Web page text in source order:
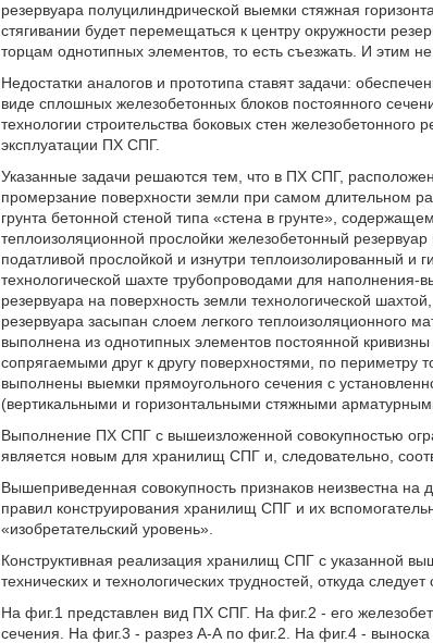
резервуара полуцилиндрической выемки стяжная
стягивании будет перемещаться к центру окружности
торцам однотипных элементов, то есть съезжать. И этим
Недостатки аналогов и прототипа ставят задачи:
виде сплошных железобетонных блоков постоянного
технологии строительства боковых стен
эксплуатации ПХ СПГ.
Указанные задачи решаются тем, что в ПХ СПГ,
промерзание поверхности земли при самом длительном
грунта бетонной стеной типа «стена в грунте»,
теплоизоляционной прослойки железобетонный
податливой прослойкой и изнутри теплоизолированный
технологической шахте трубопроводами для
резервуара на поверхность земли технологической
резервуара засыпан слоем легкого теплоизоляционного
выполнена из однотипных элементов постоянной
сопрягаемыми друг к другу поверхностями, по периметру
выполнены выемки прямоугольного сечения с
(вертикальными и горизонтальными стяжными
Выполнение ПХ СПГ с вышеизложенной совокупностью
является новым для хранилищ СПГ и, следовательно,
Вышеприведенная совокупность признаков неизвестна
правил конструирования хранилищ СПГ и их
«изобретательский уровень».
Конструктивная реализация хранилищ СПГ с указанной
технических и технологических трудностей, откуда
На фиг.1 представлен вид ПХ СПГ. На фиг.2 - его
сечения. На фиг.3 - разрез А-А по фиг.2. На фиг.4 -